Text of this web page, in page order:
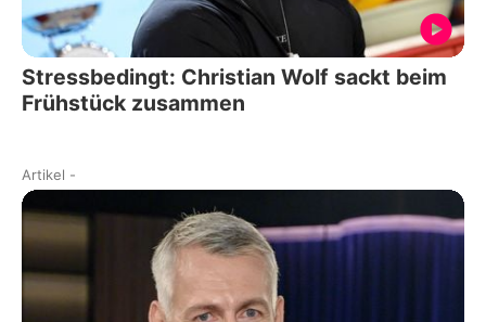
Stressbedingt: Christian Wolf sackt beim
Frühstück zusammen
Artikel -